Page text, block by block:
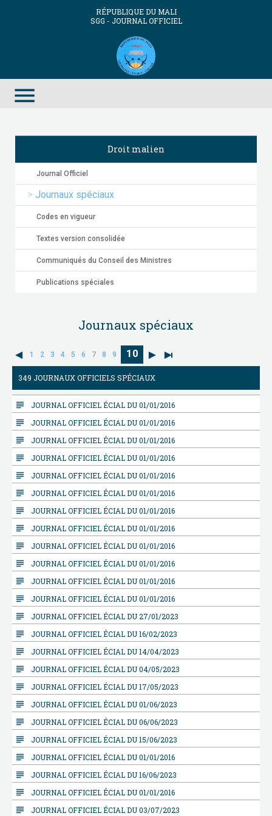
RÉPUBLIQUE DU MALI
SGG - JOURNAL OFFICIEL
menu
Droit malien
Journal Officiel
Journaux spéciaux
Codes en vigueur
Textes version consolidée
Communiqués du Conseil des Ministres
Publications spéciales
Journaux spéciaux
1 2 3 4 5 6 7 8 9 10
349 JOURNAUX OFFICIELS SPÉCIAUX
subject JOURNAL OFFICIEL ÉCIAL DU 01/01/2016
subject JOURNAL OFFICIEL ÉCIAL DU 01/01/2016
subject JOURNAL OFFICIEL ÉCIAL DU 01/01/2016
subject JOURNAL OFFICIEL ÉCIAL DU 01/01/2016
subject JOURNAL OFFICIEL ÉCIAL DU 01/01/2016
subject JOURNAL OFFICIEL ÉCIAL DU 01/01/2016
subject JOURNAL OFFICIEL ÉCIAL DU 01/01/2016
subject JOURNAL OFFICIEL ÉCIAL DU 01/01/2016
subject JOURNAL OFFICIEL ÉCIAL DU 01/01/2016
subject JOURNAL OFFICIEL ÉCIAL DU 01/01/2016
subject JOURNAL OFFICIEL ÉCIAL DU 01/01/2016
subject JOURNAL OFFICIEL ÉCIAL DU 01/01/2016
subject JOURNAL OFFICIEL ÉCIAL DU 27/01/2023
subject JOURNAL OFFICIEL ÉCIAL DU 16/02/2023
subject JOURNAL OFFICIEL ÉCIAL DU 14/04/2023
subject JOURNAL OFFICIEL ÉCIAL DU 04/05/2023
subject JOURNAL OFFICIEL ÉCIAL DU 17/05/2023
subject JOURNAL OFFICIEL ÉCIAL DU 01/06/2023
subject JOURNAL OFFICIEL ÉCIAL DU 06/06/2023
subject JOURNAL OFFICIEL ÉCIAL DU 15/06/2023
subject JOURNAL OFFICIEL ÉCIAL DU 01/01/2016
subject JOURNAL OFFICIEL ÉCIAL DU 16/06/2023
subject JOURNAL OFFICIEL ÉCIAL DU 01/01/2016
subject JOURNAL OFFICIEL ÉCIAL DU 03/07/2023